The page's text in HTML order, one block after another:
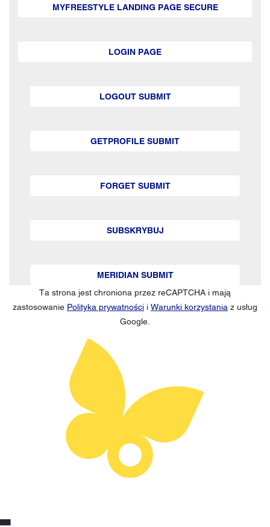
MYFREESTYLE LANDING PAGE SECURE
LOGIN PAGE
LOGOUT SUBMIT
GETPROFILE SUBMIT
FORGET SUBMIT
SUBSKRYBUJ
MERIDIAN SUBMIT
Ta strona jest chroniona przez reCAPTCHA i mają
zastosowanie Polityka prywatności i Warunki korzystania z usług
Google.